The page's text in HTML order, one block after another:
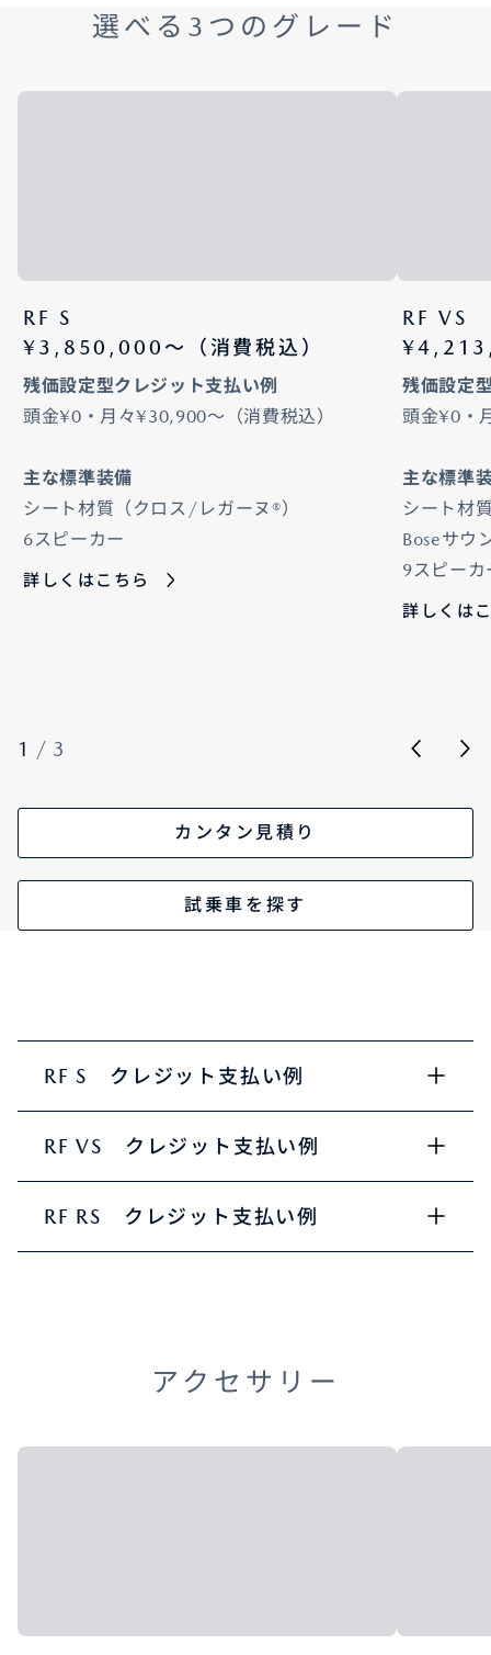
選べる3つのグレード
RF S
¥3,850,000〜（消費税込）
残価設定型クレジット支払い例
頭金¥0・月々¥30,900～（消費税込）
主な標準装備
シート材質（クロス/レガーヌ®）
6スピーカー
詳しくはこちら
RF VS
残価設定
頭金¥0・
主な標準
シート材
Boseサウ
9スピーカ
詳しくは
1 / 3
カンタン見積り
試乗車を探す
RF S クレジット支払い例
RF VS クレジット支払い例
RF RS クレジット支払い例
アクセサリー